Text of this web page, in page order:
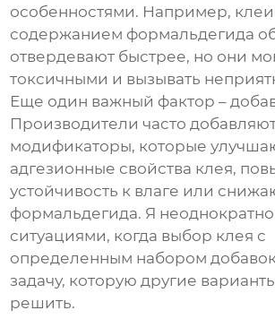
особенностями. Например,
содержанием формальдегида
отвердевают быстрее, но они
токсичными и вызывать
Еще один важный фактор –
Производители часто
модификаторы, которые
адгезионные свойства клея,
устойчивость к влаге или
формальдегида. Я неоднократно
ситуациями, когда выбор клея с
определенным набором
задачу, которую другие
решить.